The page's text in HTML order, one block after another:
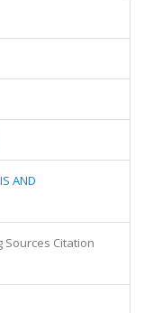
AND
Sources Citation